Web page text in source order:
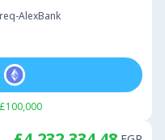
AlexBank